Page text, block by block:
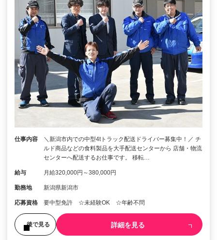
仕事内容
＼新潟市内での中型4tトラック配送ドライバー募集中！／ チ
ルド商品などの食料製品を大手配送センターから 店舗・物流
センターへ配送するお仕事です。 移転…
給与 月給320,000円～380,000円
勤務地 新潟県新潟市
応募資格 要中型免許 ☆未経験OK ☆年齢不問
後で見る 詳細を見る